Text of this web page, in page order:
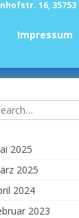
16,
Impressum
2025
2025
2024
2023